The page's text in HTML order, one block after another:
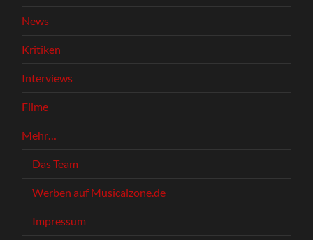
News
Kritiken
Interviews
Filme
Mehr…
Das Team
Werben auf Musicalzone.de
Impressum